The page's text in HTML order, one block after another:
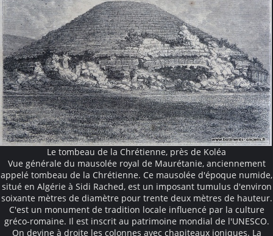
Le tombeau de la Chrétienne, près de Koléa
Vue générale du mausolée royal de Maurétanie, anciennement
appelé tombeau de la Chrétienne. Ce mausolée d'époque numide,
situé en Algérie à Sidi Rached, est un imposant tumulus d'environ
soixante mètres de diamètre pour trente deux mètres de hauteur.
C'est un monument de tradition locale influencé par la culture
gréco-romaine. Il est inscrit au patrimoine mondial de l'UNESCO.
On devine à droite les colonnes avec chapiteaux ioniques. La